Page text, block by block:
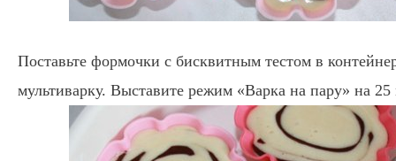
Поставьте формочки с бисквитным тестом в
мультиварку. Выставите режим «Варка на пару» на